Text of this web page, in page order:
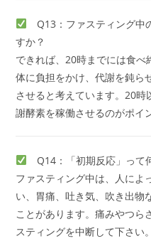
Q13：ファスティング中
すか？
できれば、20時までには食
体に負担をかけ、代謝を鈍ら
させると考えています。20
謝酵素を稼働させるのがポイ
Q14：「初期反応」って
ファスティング中は、人によ
い、胃痛、吐き気、吹き出物
ことがあります。痛みやつら
スティングを中断して下さい。